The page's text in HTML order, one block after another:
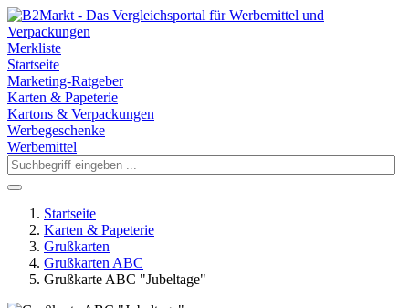
Merkliste
Startseite
Marketing-Ratgeber
Karten & Papeterie
Kartons & Verpackungen
Werbegeschenke
Werbemittel
Startseite
Karten & Papeterie
Grußkarten
Grußkarten ABC
Grußkarte ABC "Jubeltage"